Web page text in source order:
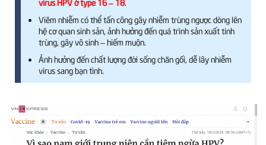
Viêm nhiễm có thể tấn công gây nhiễm trùng ngược dòng lên
hệ cơ quan sinh sản, ảnh hưởng đến quá trình sản xuất tinh
trùng, gây vô sinh – hiếm muộn.
Ảnh hưởng đến chất lượng đời sống chăn gối, dễ lây nhiễm
virus sang bạn tình.